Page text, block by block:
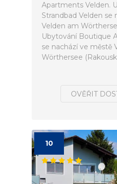
Apartments Velden.
Strandbad Velden se
Velden am
Ubytování Boutique
se nachází ve městě
Wörthersee
OVĚŘIT
10